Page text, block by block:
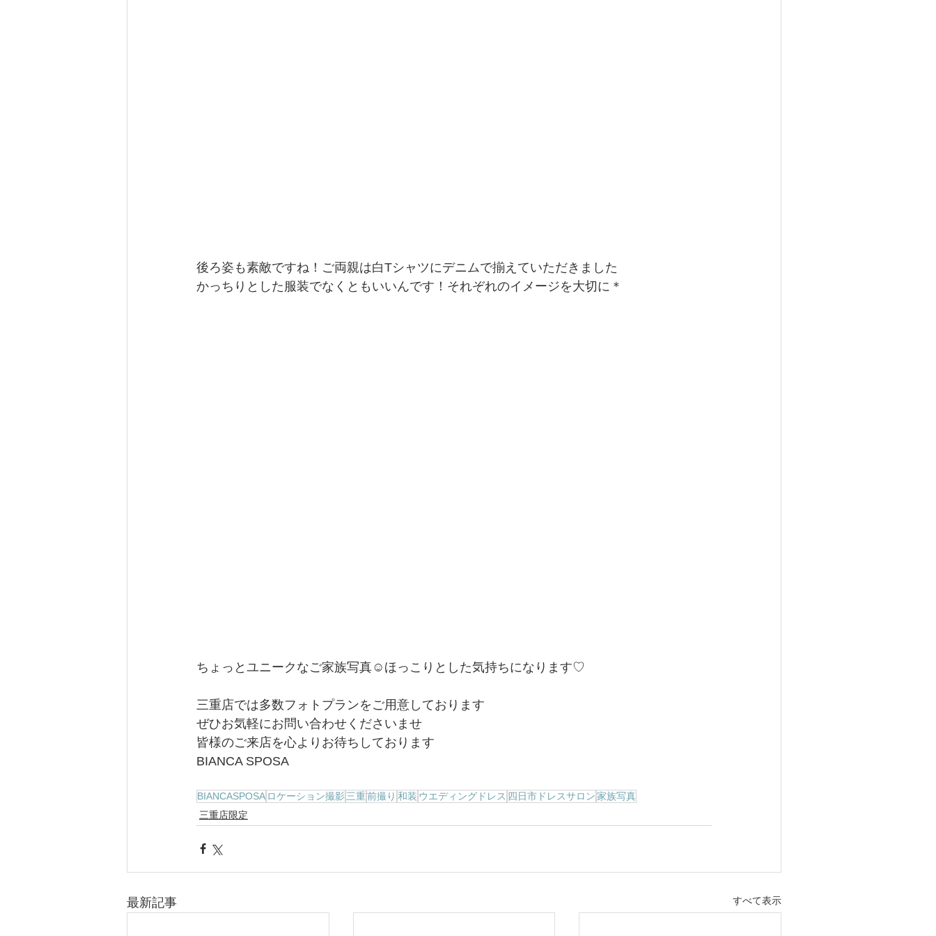
後ろ姿も素敵ですね！ご両親は白Tシャツにデニムで揃えていただきました
かっちりとした服装でなくともいいんです！それぞれのイメージを大切に＊
ちょっとユニークなご家族写真☺ほっこりとした気持ちになります♡
三重店では多数フォトプランをご用意しております
ぜひお気軽にお問い合わせくださいませ
皆様のご来店を心よりお待ちしております
BIANCA SPOSA
BIANCASPOSA ロケーション撮影 三重前撮り 和装 ウエディングドレス 四日市ドレスサロン家族写真
三重店限定
最新記事 すべて表示